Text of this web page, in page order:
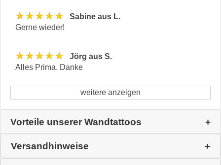
★★★★★
Sabine aus L.
Gerne wieder!
★★★★★
Jörg aus S.
Alles Prima. Danke
weitere anzeigen
Vorteile unserer Wandtattoos
Versandhinweise